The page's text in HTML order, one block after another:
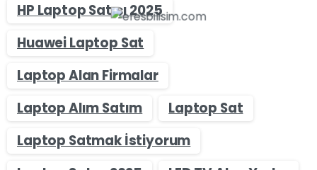
HP Laptop Satışı 2025
Huawei Laptop Sat
Laptop Alan Firmalar
Laptop Alım Satım
Laptop Sat
Laptop Satmak İstiyorum